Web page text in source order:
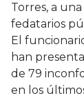
Torres, a
fedatarios
El
han
de 79
en los